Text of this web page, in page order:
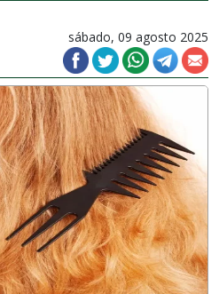
sábado, 09 agosto 2025